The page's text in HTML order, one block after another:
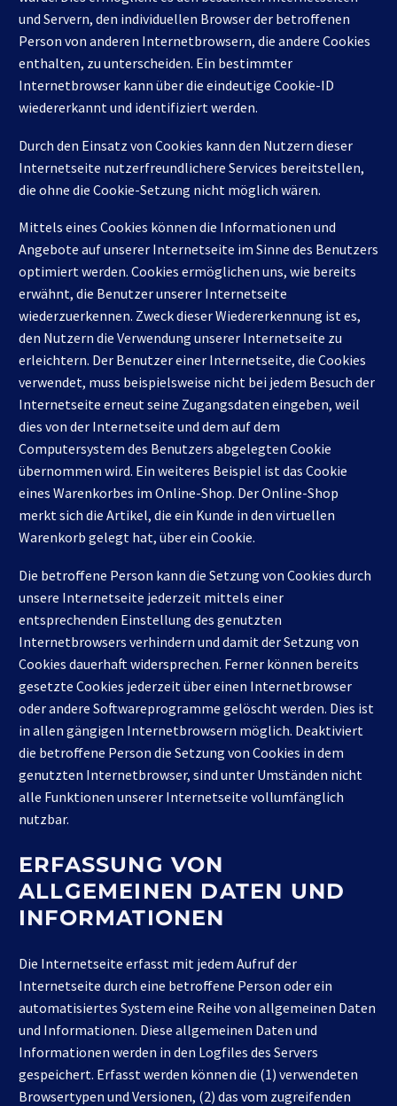
und Servern, den individuellen Browser der betroffenen
Person von anderen Internetbrowsern, die andere Cookies
enthalten, zu unterscheiden. Ein bestimmter
Internetbrowser kann über die eindeutige Cookie-ID
wiedererkannt und identifiziert werden.
Durch den Einsatz von Cookies kann den Nutzern dieser
Internetseite nutzerfreundlichere Services bereitstellen,
die ohne die Cookie-Setzung nicht möglich wären.
Mittels eines Cookies können die Informationen und
Angebote auf unserer Internetseite im Sinne des Benutzers
optimiert werden. Cookies ermöglichen uns, wie bereits
erwähnt, die Benutzer unserer Internetseite
wiederzuerkennen. Zweck dieser Wiedererkennung ist es,
den Nutzern die Verwendung unserer Internetseite zu
erleichtern. Der Benutzer einer Internetseite, die Cookies
verwendet, muss beispielsweise nicht bei jedem Besuch der
Internetseite erneut seine Zugangsdaten eingeben, weil
dies von der Internetseite und dem auf dem
Computersystem des Benutzers abgelegten Cookie
übernommen wird. Ein weiteres Beispiel ist das Cookie
eines Warenkorbes im Online-Shop. Der Online-Shop
merkt sich die Artikel, die ein Kunde in den virtuellen
Warenkorb gelegt hat, über ein Cookie.
Die betroffene Person kann die Setzung von Cookies durch
unsere Internetseite jederzeit mittels einer
entsprechenden Einstellung des genutzten
Internetbrowsers verhindern und damit der Setzung von
Cookies dauerhaft widersprechen. Ferner können bereits
gesetzte Cookies jederzeit über einen Internetbrowser
oder andere Softwareprogramme gelöscht werden. Dies ist
in allen gängigen Internetbrowsern möglich. Deaktiviert
die betroffene Person die Setzung von Cookies in dem
genutzten Internetbrowser, sind unter Umständen nicht
alle Funktionen unserer Internetseite vollumfänglich
nutzbar.
ERFASSUNG VON
ALLGEMEINEN DATEN UND
INFORMATIONEN
Die Internetseite erfasst mit jedem Aufruf der
Internetseite durch eine betroffene Person oder ein
automatisiertes System eine Reihe von allgemeinen Daten
und Informationen. Diese allgemeinen Daten und
Informationen werden in den Logfiles des Servers
gespeichert. Erfasst werden können die (1) verwendeten
Browsertypen und Versionen, (2) das vom zugreifenden